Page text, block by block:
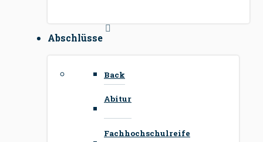
Abschlüsse
Back
Abitur
Fachhochschulreife